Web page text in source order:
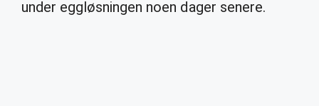
under eggløsningen noen dager senere.